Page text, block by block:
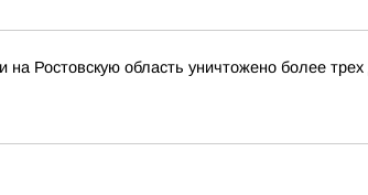
Ростовскую область уничтожено более